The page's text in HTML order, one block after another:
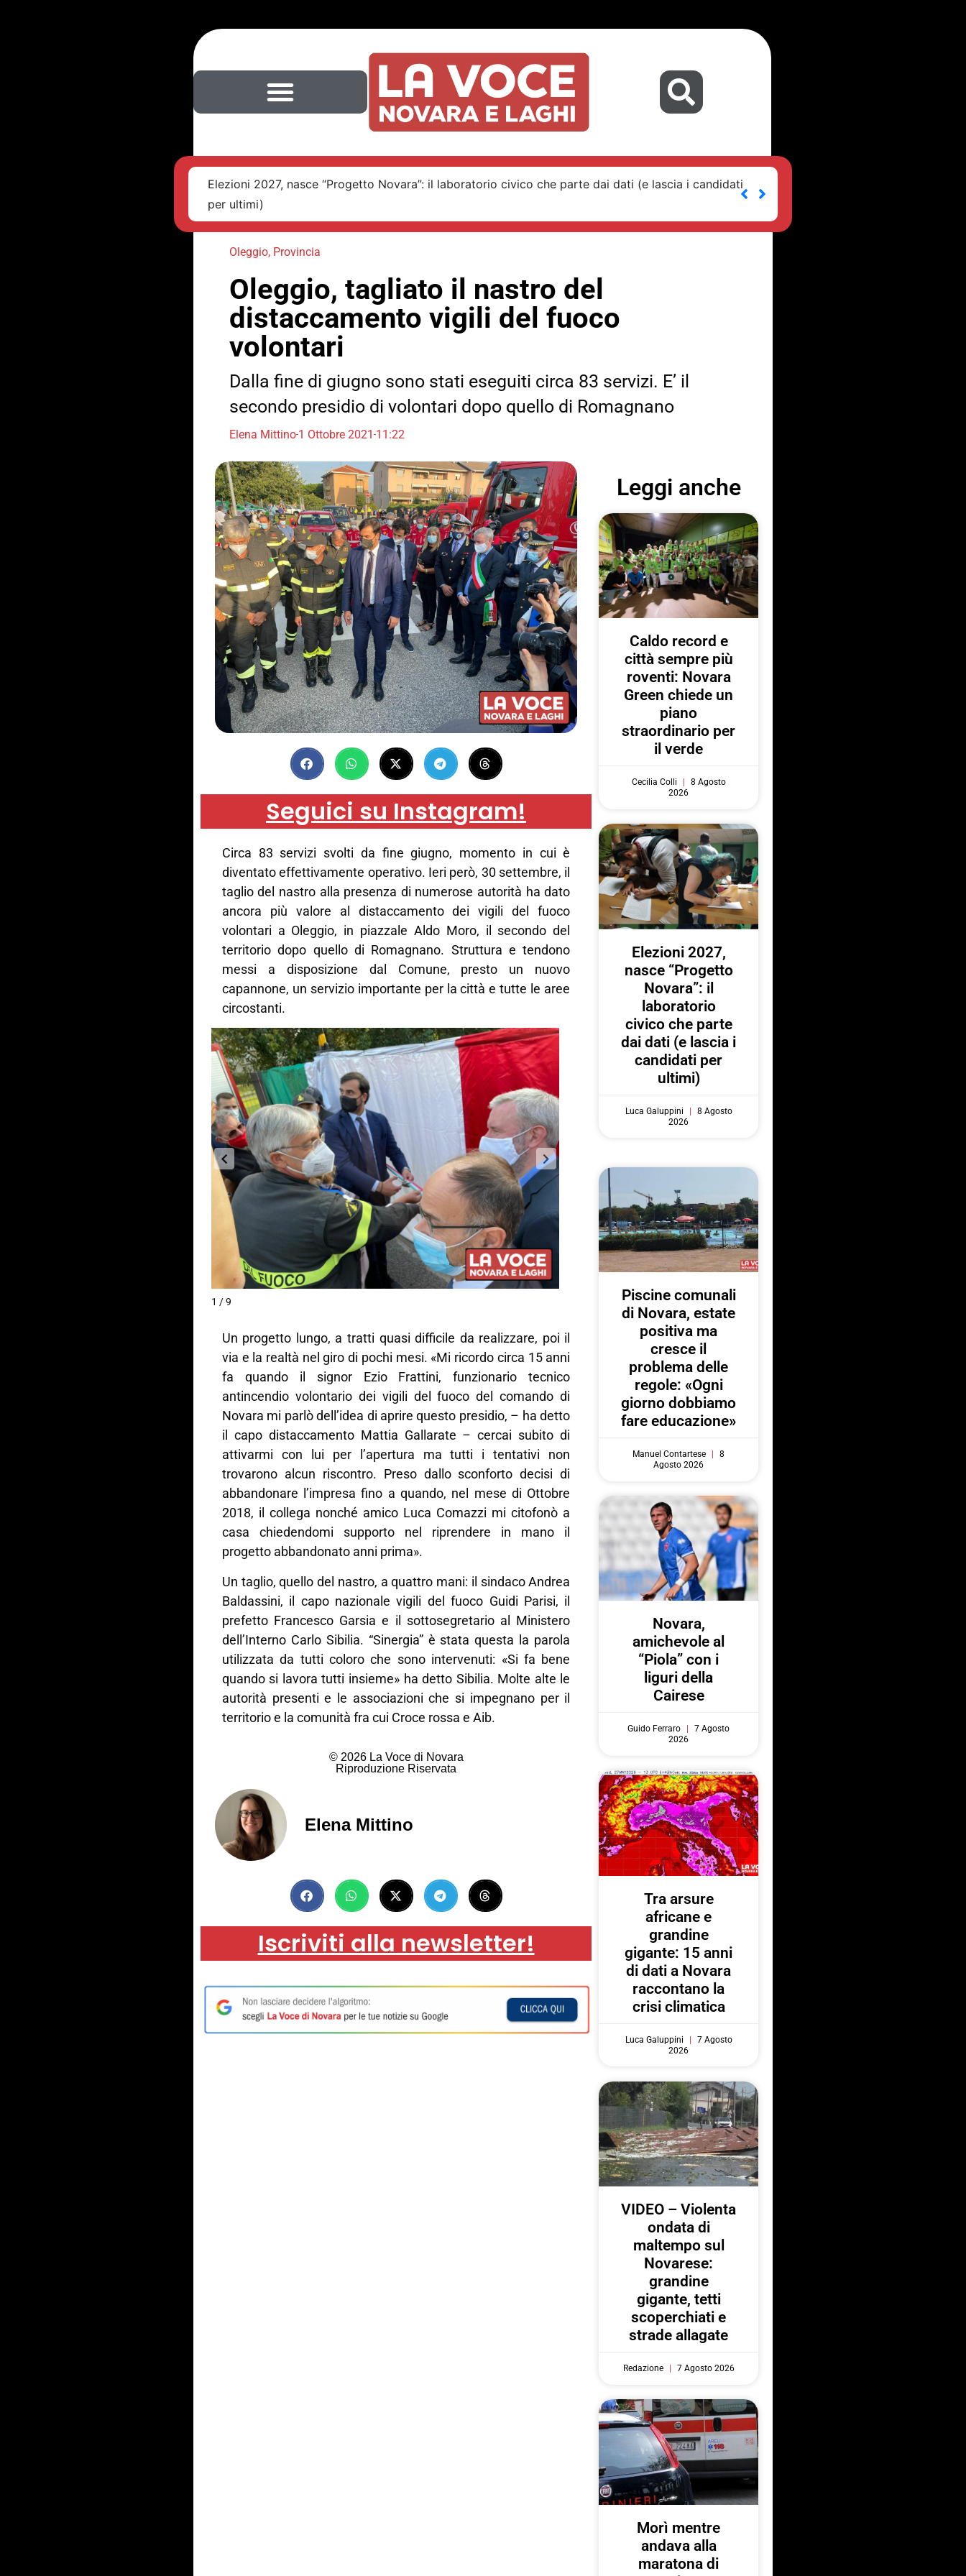
Elezioni 2027, nasce “Progetto Novara”: il laboratorio civico che parte dai dati (e lascia i candidati
per ultimi)
Oleggio, Provincia
Oleggio, tagliato il nastro del
distaccamento vigili del fuoco
volontari
Dalla fine di giugno sono stati eseguiti circa 83 servizi. E’ il
secondo presidio di volontari dopo quello di Romagnano
Elena Mittino1 Ottobre 2021 11:22
Seguici su Instagram!
Circa 83 servizi svolti da fine giugno, momento in cui è
diventato effettivamente operativo. Ieri però, 30 settembre, il
taglio del nastro alla presenza di numerose autorità ha dato
ancora più valore al distaccamento dei vigili del fuoco
volontari a Oleggio, in piazzale Aldo Moro, il secondo del
territorio dopo quello di Romagnano. Struttura e tendono
messi a disposizione dal Comune, presto un nuovo
capannone, un servizio importante per la città e tutte le aree
circostanti.
1 / 9
Un progetto lungo, a tratti quasi difficile da realizzare, poi il
via e la realtà nel giro di pochi mesi. «Mi ricordo circa 15 anni
fa quando il signor Ezio Frattini, funzionario tecnico
antincendio volontario dei vigili del fuoco del comando di
Novara mi parlò dell’idea di aprire questo presidio, – ha detto
il capo distaccamento Mattia Gallarate – cercai subito di
attivarmi con lui per l’apertura ma tutti i tentativi non
trovarono alcun riscontro. Preso dallo sconforto decisi di
abbandonare l’impresa fino a quando, nel mese di Ottobre
2018, il collega nonché amico Luca Comazzi mi citofonò a
casa chiedendomi supporto nel riprendere in mano il
progetto abbandonato anni prima».
Un taglio, quello del nastro, a quattro mani: il sindaco Andrea
Baldassini, il capo nazionale vigili del fuoco Guidi Parisi, il
prefetto Francesco Garsia e il sottosegretario al Ministero
dell’Interno Carlo Sibilia. “Sinergia” è stata questa la parola
utilizzata da tutti coloro che sono intervenuti: «Si fa bene
quando si lavora tutti insieme» ha detto Sibilia. Molte alte le
autorità presenti e le associazioni che si impegnano per il
territorio e la comunità fra cui Croce rossa e Aib.
© 2026 La Voce di Novara
Riproduzione Riservata
Elena Mittino
Iscriviti alla newsletter!
Leggi anche
Caldo record e
città sempre più
roventi: Novara
Green chiede un
piano
straordinario per
il verde
Cecilia Colli
8 Agosto
2026
Elezioni 2027,
nasce “Progetto
Novara”: il
laboratorio
civico che parte
dai dati (e lascia i
candidati per
ultimi)
Luca Galuppini
8 Agosto
2026
Piscine comunali
di Novara, estate
positiva ma
cresce il
problema delle
regole: «Ogni
giorno dobbiamo
fare educazione»
Manuel Contartese
8
Agosto 2026
Novara,
amichevole al
“Piola” con i
liguri della
Cairese
Guido Ferraro
7 Agosto
2026
Tra arsure
africane e
grandine
gigante: 15 anni
di dati a Novara
raccontano la
crisi climatica
Luca Galuppini
7 Agosto
2026
VIDEO – Violenta
ondata di
maltempo sul
Novarese:
grandine
gigante, tetti
scoperchiati e
strade allagate
Redazione 7 Agosto 2026
Morì mentre
andava alla
maratona di